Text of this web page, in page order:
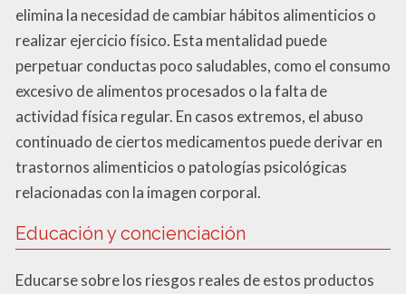
elimina la necesidad de cambiar hábitos alimenticios o
realizar ejercicio físico. Esta mentalidad puede
perpetuar conductas poco saludables, como el consumo
excesivo de alimentos procesados o la falta de
actividad física regular. En casos extremos, el abuso
continuado de ciertos medicamentos puede derivar en
trastornos alimenticios o patologías psicológicas
relacionadas con la imagen corporal.
Educación y concienciación
Educarse sobre los riesgos reales de estos productos